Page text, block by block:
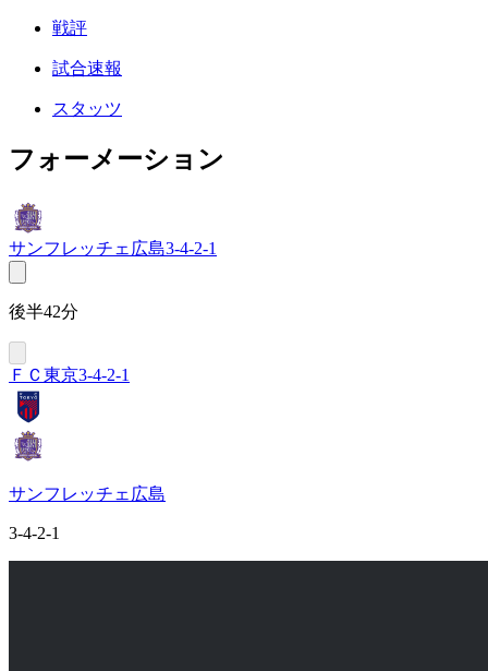
戦評
試合速報
スタッツ
フォーメーション
サンフレッチェ広島3-4-2-1
後半42分
ＦＣ東京3-4-2-1
サンフレッチェ広島
3-4-2-1